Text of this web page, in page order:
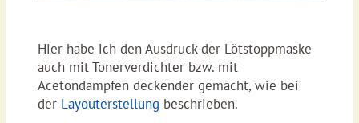
Hier habe ich den Ausdruck der Lötstoppmaske
auch mit Tonerverdichter bzw. mit
Acetondämpfen deckender gemacht, wie bei
der Layouterstellung beschrieben.